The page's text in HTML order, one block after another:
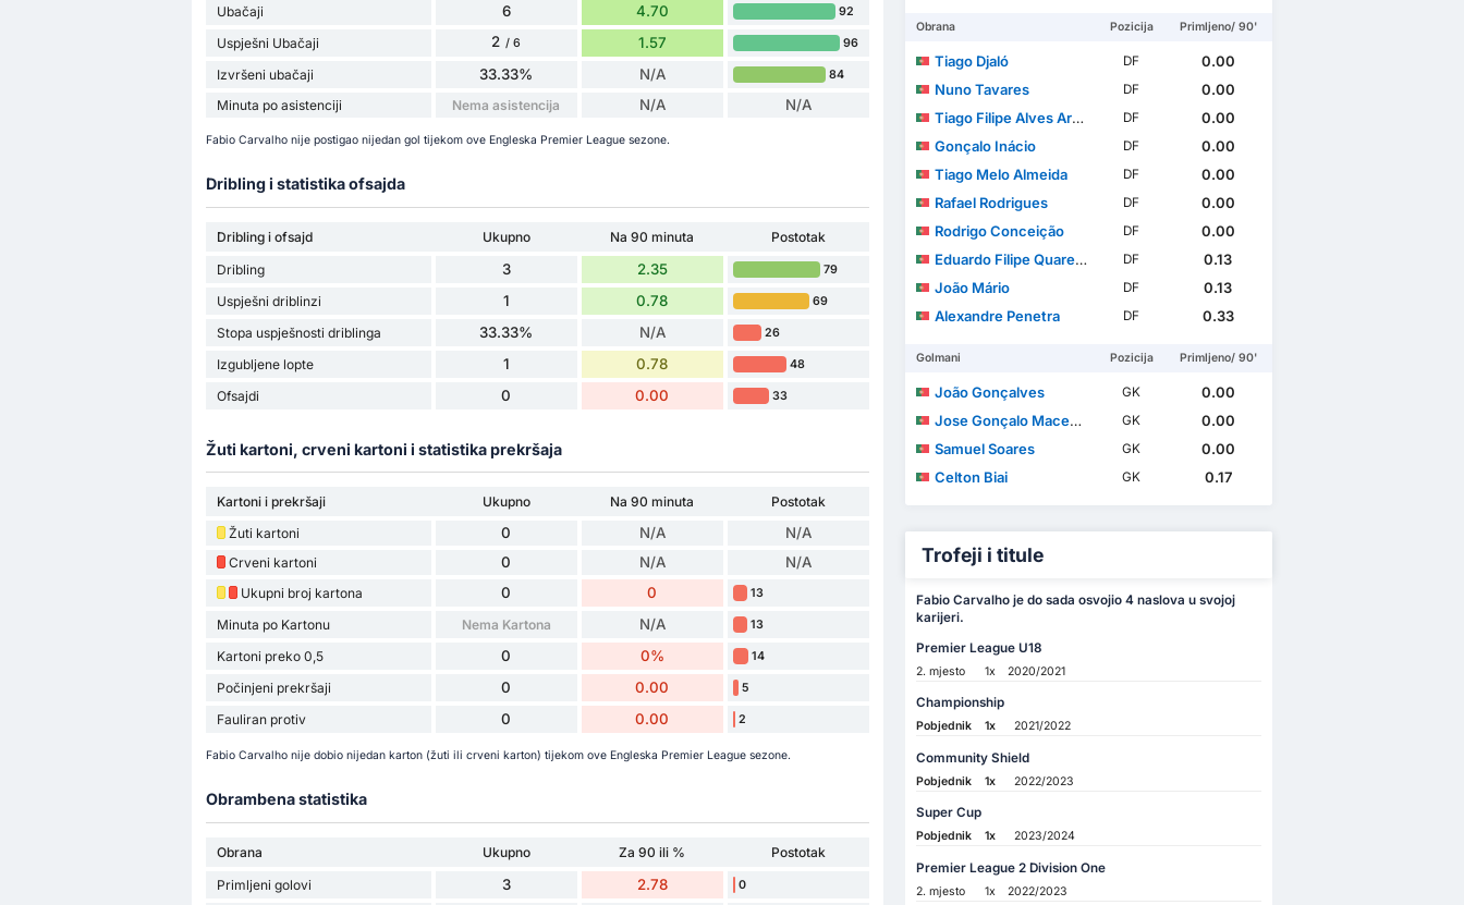
Ubačaji 6 4.70 92
Uspješni Ubačaji 2 / 6 1.57 96
Izvršeni ubačaji 33.33% N/A 84
Minuta po asistenciji Nema asistencija N/A N/A
Fabio Carvalho nije postigao nijedan gol tijekom ove Engleska Premier League sezone.
Dribling i statistika ofsajda
Dribling i ofsajd Ukupno Na 90 minuta
Postotak
Dribling
3 2.35 79
Uspješni driblinzi 1 0.78 69
Stopa uspješnosti driblinga 33.33% N/A 26
Izgubljene lopte 1 0.78 48
Ofsajdi 0 0.00 33
Žuti kartoni, crveni kartoni i statistika prekršaja
Kartoni i prekršaji Ukupno Na 90 minuta
Postotak
Žuti kartoni
0 N/A N/A
Crveni kartoni 0 N/A N/A
Ukupni broj kartona 0 0 13
Minuta po Kartonu Nema Kartona N/A 13
Kartoni preko 0,5 0 0% 14
Počinjeni prekršaji 0 0.00 5
Fauliran protiv 0 0.00 2
Fabio Carvalho nije dobio nijedan karton (žuti ili crveni karton) tijekom ove Engleska Premier League sezone.
Obrambena statistika
Obrana Ukupno Za 90 ili %
Postotak
Primljeni golovi
3 2.78 0
Obrana Pozicija Primljeno/ 90'
Tiago Djaló DF
0.00
Nuno Tavares
DF
0.00
Tiago Filipe Alves Araújo
DF
0.00
Gonçalo Inácio
DF
0.00
Tiago Melo Almeida
DF
0.00
Rafael Rodrigues
DF
0.00
Rodrigo Conceição
DF
0.00
Eduardo Filipe Quaresma Coimbra Simões
DF
0.13
João Mário
DF
0.13
Alexandre Penetra
DF 0.33
Golmani Pozicija Primljeno/ 90'
João Gonçalves GK
0.00
Jose Gonçalo Macedo Tabuaço
GK
0.00
Samuel Soares
GK
0.00
Celton Biai
GK 0.17
Trofeji i titule
Fabio Carvalho je do sada osvojio 4 naslova u svojoj
karijeri.
Premier League U18
2. mjesto 1x 2020/2021
Championship
Pobjednik 1x 2021/2022
Community Shield
Pobjednik 1x 2022/2023
Super Cup
Pobjednik 1x 2023/2024
Premier League 2 Division One
2. mjesto 1x 2022/2023